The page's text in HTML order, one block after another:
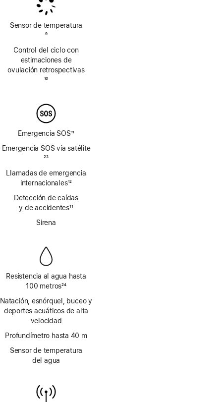
página
página
Sensor de temperatura
pie
página
9
Control del ciclo con
estimaciones de
ovulación retrospectivas
10
Emergencia SOS
a
de
página
11
Emergencia SOS vía satélite
pie
página
23
Llamadas de emergencia
internacionales12
Detección de caídas
y de accidentes11
Sirena
Resistencia al agua hasta
100 metros
a
pie
página
24
Natación, esnórquel, buceo y
deportes acuáticos de alta
velocidad
Profundímetro hasta 40 m
Sensor de temperatura
del agua